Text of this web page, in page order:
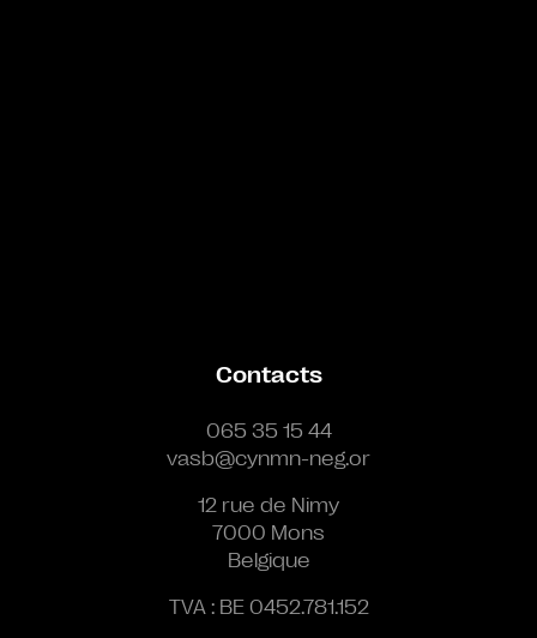
Contacts
065 35 15 44
vasb@cynmn-neg.or
12 rue de Nimy
7000 Mons
Belgique
TVA : BE 0452.781.152